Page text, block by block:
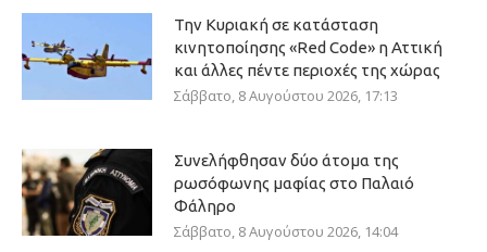
Την Κυριακή σε κατάσταση
κινητοποίησης «Red Code» η Αττική
και άλλες πέντε περιοχές της χώρας
Σάββατο, 8 Αυγούστου 2026, 17:13
Συνελήφθησαν δύο άτομα της
ρωσόφωνης μαφίας στο Παλαιό
Φάληρο
Σάββατο, 8 Αυγούστου 2026, 14:04